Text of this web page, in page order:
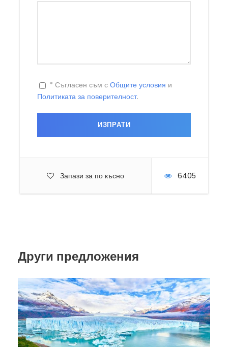
* Съгласен съм с Общите условия и
Политиката за поверителност.
Запази за по късно 6405
Други предложения